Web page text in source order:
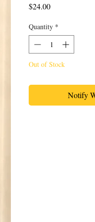
$24.00Price
Quantity *
Out of Stock
Notify